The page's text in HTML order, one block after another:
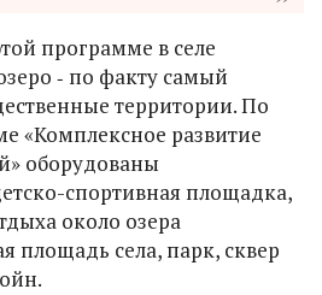
программе в селе
‑ по факту самый
территории. По
«Комплексное развитие
оборудованы
спортивная площадка,
около озера
площадь села, парк, сквер